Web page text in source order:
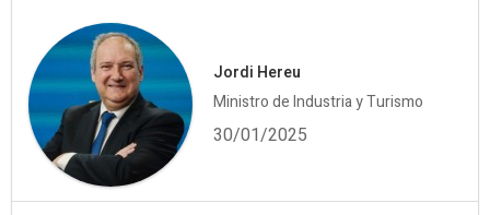
Jordi Hereu
Ministro de Industria y Turismo
30/01/2025